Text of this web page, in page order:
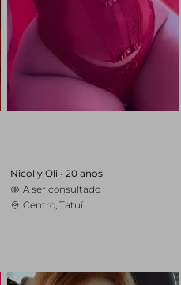
Nicolly Oli • 20 anos
A ser consultado
Centro, Tatuí